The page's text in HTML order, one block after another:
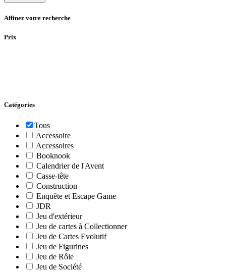
Affinez votre recherche
Prix
Catégories
Tous
Accessoire
Accessoires
Booknook
Calendrier de l'Avent
Casse-tête
Construction
Enquête et Escape Game
JDR
Jeu d'extérieur
Jeu de cartes à Collectionner
Jeu de Cartes Evolutif
Jeu de Figurines
Jeu de Rôle
Jeu de Société